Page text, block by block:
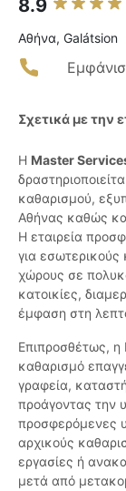
8.9
Αθήνα, Galátsion
Σχετικά με την
Η Master
καθαρισμού,
Αθήνας καθώς
Η εταιρεία
για εσωτερικούς
χώρους σε
κατοικίες,
έμφαση στη
Επιπροσθέτως, η
καθαρισμό
γραφεία,
προάγοντας την
προσφερόμενες
αρχικούς
εργασίες ή
μετά από